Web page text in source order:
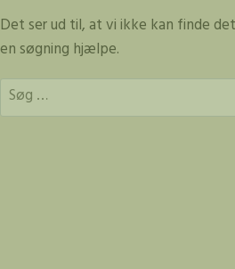
til
indhold
Det ser ud til, at vi ikke kan finde
en søgning hjælpe.
Søg
efter: